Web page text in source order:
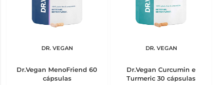
DR. VEGAN
Dr.Vegan MenoFriend 60
cápsulas
DR. VEGAN
Dr.Vegan Curcumin e
Turmeric 30 cápsulas